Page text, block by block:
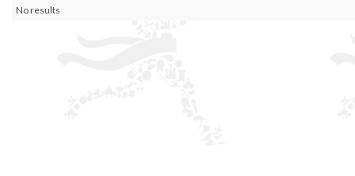
No results